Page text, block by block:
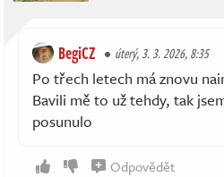
BegiCZ úterý, 3. 3. 2026, 8:35
Po třech letech má znovu
Bavili mě to už tehdy, tak
posunulo
Odpovědět